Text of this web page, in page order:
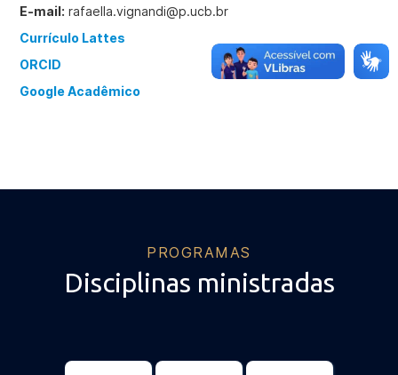
E-mail: rafaella.vignandi@p.ucb.br
Currículo Lattes
ORCID
Google Acadêmico
PROGRAMAS
Disciplinas ministradas